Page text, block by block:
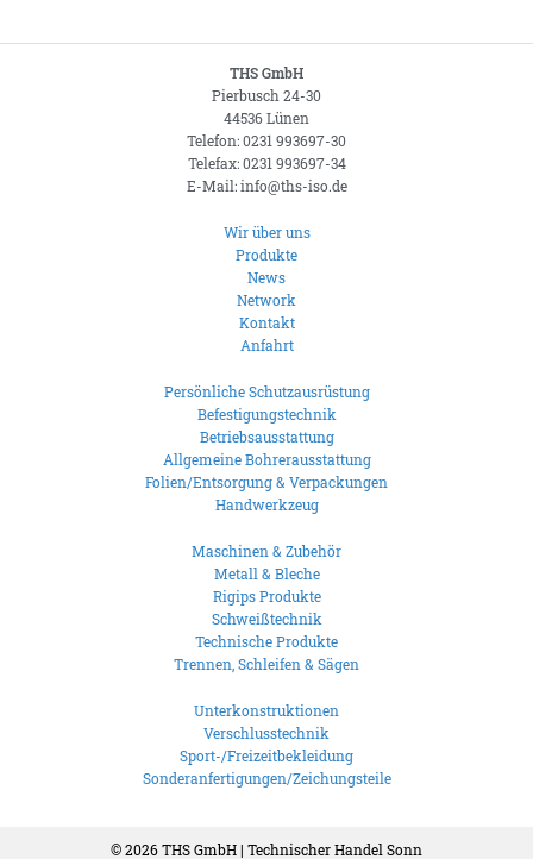
THS GmbH
Pierbusch 24-30
44536 Lünen
Telefon: 0231 993697-30
Telefax: 0231 993697-34
E-Mail: info@ths-iso.de
Wir über uns
Produkte
News
Network
Kontakt
Anfahrt
Persönliche Schutzausrüstung
Befestigungstechnik
Betriebsausstattung
Allgemeine Bohrerausstattung
Folien/Entsorgung & Verpackungen
Handwerkzeug
Maschinen & Zubehör
Metall & Bleche
Rigips Produkte
Schweißtechnik
Technische Produkte
Trennen, Schleifen & Sägen
Unterkonstruktionen
Verschlusstechnik
Sport-/Freizeitbekleidung
Sonderanfertigungen/Zeichungsteile
© 2026THS GmbH | Technischer Handel Sonn